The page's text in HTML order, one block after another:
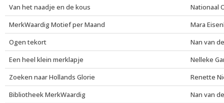
Van het naadje en de kous
Nationaal
MerkWaardig Motief per Maand
Mara
Ogen tekort
Nan van
Een heel klein merklapje
Nelleke
Zoeken naar Hollands Glorie
Renette
Bibliotheek MerkWaardig
Nan van